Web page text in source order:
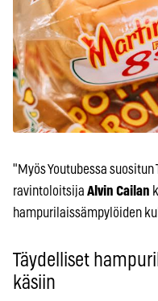
"Myös Youtubessa
ravintoloitsija Alvin Cailan
hampurilaissämpylöiden
Täydelliset
käsiin